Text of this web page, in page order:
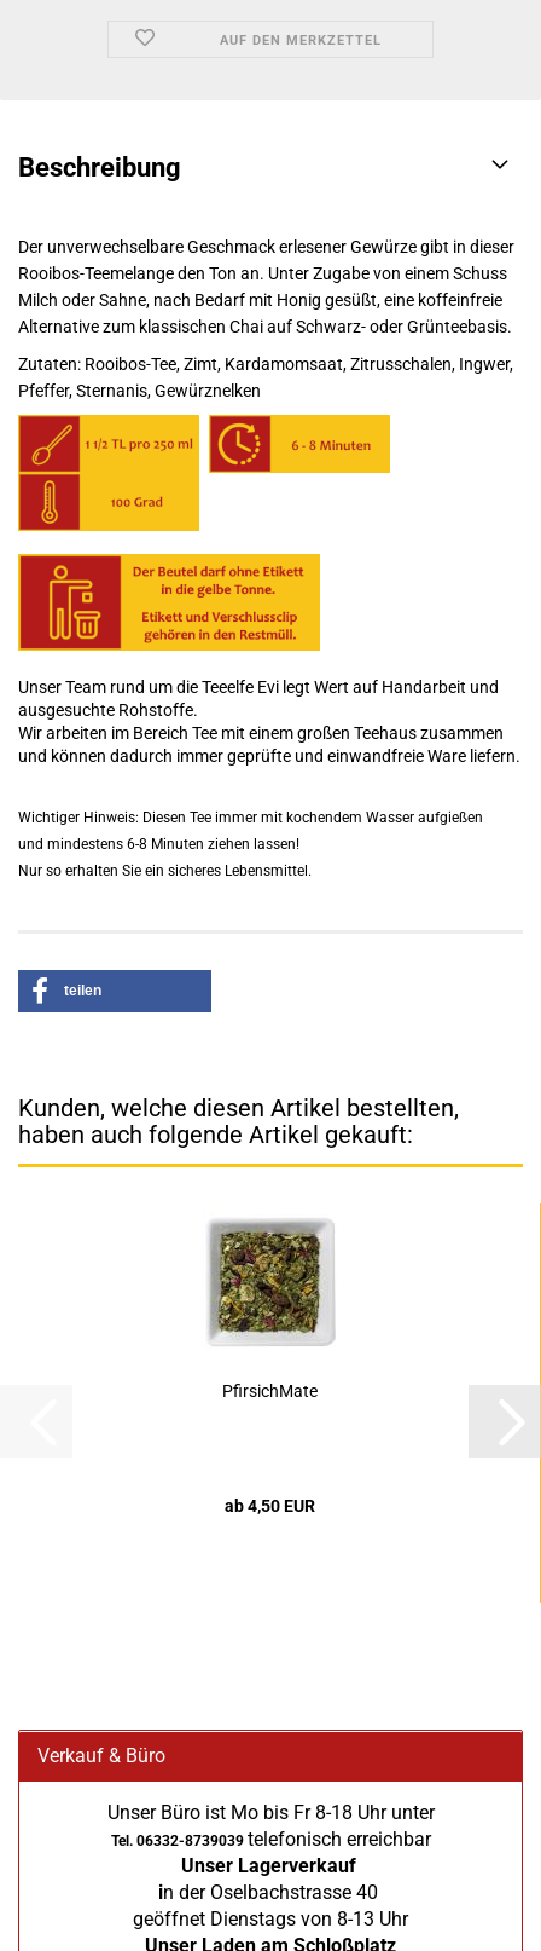
AUF DEN MERKZETTEL
Beschreibung
Der unverwechselbare Geschmack erlesener Gewürze gibt in dieser
Rooibos-Teemelange den Ton an. Unter Zugabe von einem Schuss
Milch oder Sahne, nach Bedarf mit Honig gesüßt, eine koffeinfreie
Alternative zum klassischen Chai auf Schwarz- oder Grünteebasis.
Zutaten: Rooibos-Tee, Zimt, Kardamomsaat, Zitrusschalen, Ingwer,
Pfeffer, Sternanis, Gewürznelken
Unser Team rund um die Teeelfe Evi legt Wert auf Handarbeit und
ausgesuchte Rohstoffe.
Wir arbeiten im Bereich Tee mit einem großen Teehaus zusammen
und können dadurch immer geprüfte und einwandfreie Ware liefern.
Wichtiger Hinweis: Diesen Tee immer mit kochendem Wasser aufgießen
und mindestens 6-8 Minuten ziehen lassen!
Nur so erhalten Sie ein sicheres Lebensmittel.
teilen
Kunden, welche diesen Artikel bestellten,
haben auch folgende Artikel gekauft:
PfirsichMate
ab 4,50 EUR
Verkauf & Büro
Unser Büro ist Mo bis Fr 8-18 Uhr unter
Tel. 06332-8739039 telefonisch erreichbar
Unser Lagerverkauf
in der Oselbachstrasse 40
geöffnet Dienstags von 8-13 Uhr
Unser Laden am Schloßplatz